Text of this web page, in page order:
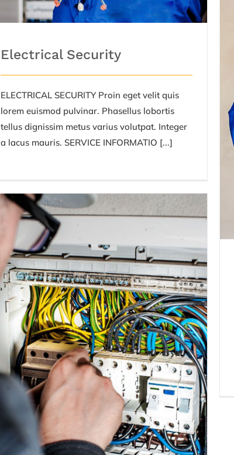
Electrical Security
ELECTRICAL SECURITY Proin eget velit quis
lorem euismod pulvinar. Phasellus lobortis
tellus dignissim metus varius volutpat. Integer
a lacus mauris. SERVICE INFORMATIO [...]
Emergency Calls